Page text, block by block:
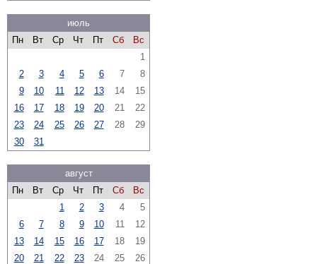
июль
Пн
Вт Ср Чт Пт Сб
Вс
1
2
3 4 5 6 7
8
9
10 11 12 13 14
15
16
17 18 19 20 21
22
23
24 25 26 27 28
29
30
31
август
Пн
Вт Ср Чт Пт Сб
Вс
1
2 3 4
5
6
7 8 9 10 11
12
13
14 15 16 17 18
19
20
21 22 23 24 25
26